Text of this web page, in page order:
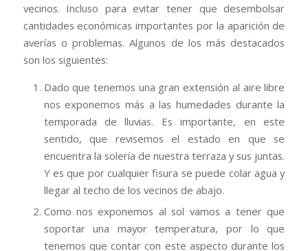
vecinos. Incluso para evitar tener que desembolsar
cantidades económicas importantes por la aparición de
averías o problemas. Algunos de los más destacados
son los siguientes:
Dado que tenemos una gran extensión al aire libre
nos exponemos más a las humedades durante la
temporada de lluvias. Es importante, en este
sentido, que revisemos el estado en que se
encuentra la solería de nuestra terraza y sus juntas.
Y es que por cualquier fisura se puede colar agua y
llegar al techo de los vecinos de abajo.
Como nos exponemos al sol vamos a tener que
soportar una mayor temperatura, por lo que
tenemos que contar con este aspecto durante los